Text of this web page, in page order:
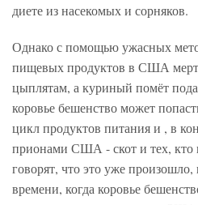
диете из насекомых и сорняков.
Однако с помощью ужасных
пищевых продуктов в США
цыплятам, а куриный помёт
коровье бешенство может
цикл продуктов питания и , в
прионами США - скот и тех, кто
говорят, что это уже произошло,
времени, когда коровье